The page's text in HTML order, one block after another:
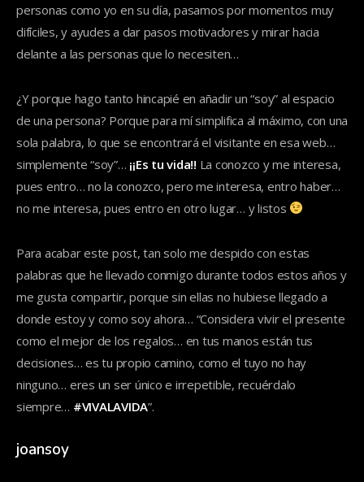
personas como yo en su día, pasamos por momentos muy
difíciles, y ayudes a dar pasos motivadores y mirar hacia
delante a las personas que lo necesiten…
¿Y porque hago tanto hincapié en añadir un “soy” al espacio
de una persona? Porque para mí simplifica al máximo, con una
sola palabra, lo que se encontrará el visitante en esa web…
simplemente “soy”… ¡¡Es tu vida!! La conozco y me interesa,
pues entro… no la conozco, pero me interesa, entro haber…
no me interesa, pues entro en otro lugar… y listos
Para acabar este post, tan solo me despido con estas
palabras que he llevado conmigo durante todos estos años y
me gusta compartir, porque sin ellas no hubiese llegado a
donde estoy y como soy ahora… “Considera vivir el presente
como el mejor de los regalos… en tus manos están tus
decisiones… es tu propio camino, como el tuyo no hay
ninguno… eres un ser único e irrepetible, recuérdalo
siempre… #VIVALAVIDA”.
joansoy